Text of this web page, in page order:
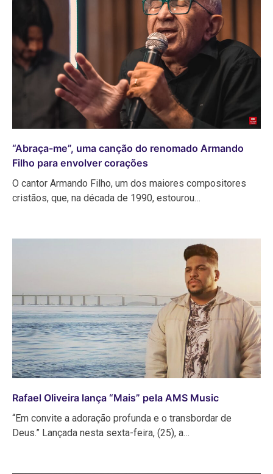
“Abraça-me”, uma canção do renomado Armando
Filho para envolver corações
O cantor Armando Filho, um dos maiores compositores
cristãos, que, na década de 1990, estourou…
Rafael Oliveira lança “Mais” pela AMS Music
“Em convite a adoração profunda e o transbordar de
Deus.” Lançada nesta sexta-feira, (25), a…